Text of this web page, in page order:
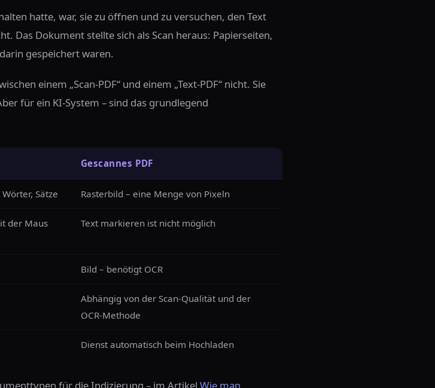
hatte, war, sie zu öffnen und zu versuchen, den Text
Das Dokument stellte sich als Scan heraus: Papierseiten,
gespeichert waren.
einem „Scan-PDF“ und einem „Text-PDF“ nicht. Sie
für ein KI-System – sind das grundlegend
Gescannes PDF
Sätze Rasterbild – eine Menge von Pixeln
der Maus
Text markieren ist nicht möglich
Bild – benötigt OCR
Abhängig von der Scan-Qualität und der
OCR-Methode
Dienst automatisch beim Hochladen